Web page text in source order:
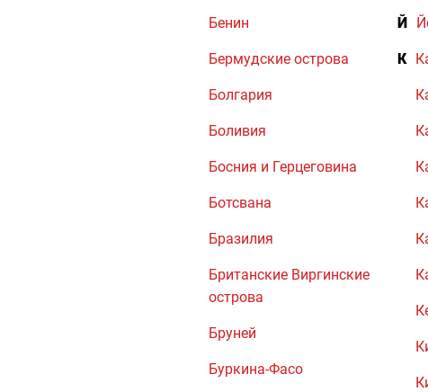
Бенин
Бермудские острова
Болгария
Боливия
Босния и Герцеговина
Ботсвана
Бразилия
Британские Виргинские
острова
Бруней
Буркина-Фасо
Й
К